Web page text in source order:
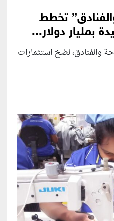
تخطط
بمليار دولار...
والفنادق، لضخ استثمارات